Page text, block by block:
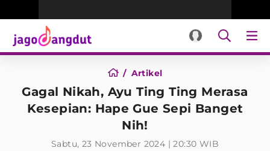
Artikel
Gagal Nikah, Ayu Ting Ting Merasa
Kesepian: Hape Gue Sepi Banget
Nih!
Sabtu, 23 November 2024 | 20:30 WIB